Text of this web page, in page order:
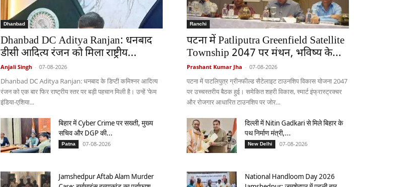
Dhanbad
Dhanbad DC Aditya Ranjan: धनबाद
डीसी आदित्य रंजन को मिला राष्ट्रीय...
Anjali Singh - 07-08-2026
Dhanbad DC Aditya Ranjan: धनबाद के डिप्टी कमिश्नर आदित्य
रंजन को एक बार फिर राष्ट्रीय स्तर पर बड़ी पहचान मिली है। उन्हें 'फेम
इंडिया-एशिया...
Ranchi
पटना में Patliputra Greenfield Satellite
Township 2047 पर मंथन, भविष्य के...
Prashant Kumar Jha - 07-08-2026
पटना में पाटलिपुत्र ग्रीनफील्ड सैटेलाइट टाउनशिप विकास योजना 2047
पर उच्चस्तरीय बैठक हुई। समेकित शहरी विकास, स्मार्ट इंफ्रास्ट्रक्चर
और रोजगार आधारित टाउनशिप पर जोर...
बिहार में Cyber Crime पर सख्ती, मुख्य
सचिव और DGP की...
Patna 07-08-2026
दिल्ली में Nitin Gadkari से मिले बिहार के
पथ निर्माण मंत्री,...
New Delhi 07-08-2026
Jamshedpur Aftab Alam Murder
National Handloom Day 2026